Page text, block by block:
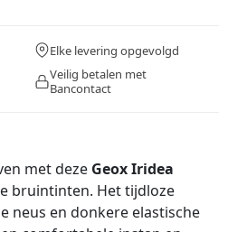
Elke levering opgevolgd
Veilig betalen met
Bancontact
met deze Geox Iridea
bruintinten. Het tijdloze
neus en donkere elastische